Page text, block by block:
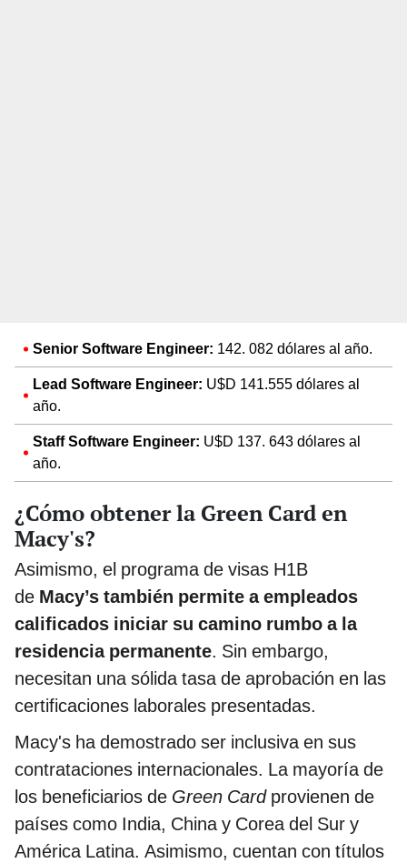
Senior Software Engineer: 142. 082 dólares al año.
Lead Software Engineer: U$D 141.555 dólares al
año.
Staff Software Engineer: U$D 137. 643 dólares al
año.
¿Cómo obtener la Green Card en
Macy's?
Asimismo, el programa de visas H1B
de Macy’s también permite a empleados
calificados iniciar su camino rumbo a la
residencia permanente. Sin embargo,
necesitan una sólida tasa de aprobación en las
certificaciones laborales presentadas.
Macy's ha demostrado ser inclusiva en sus
contrataciones internacionales. La mayoría de
los beneficiarios de Green Cardprovienen de
países como India, China y Corea del Sur y
América Latina. Asimismo, cuentan con títulos